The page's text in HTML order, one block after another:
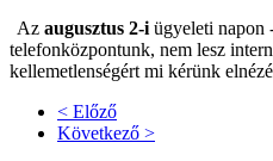
Az augusztus 2-i ügyeleti napon
telefonközpontunk, nem lesz
kellemetlenségért mi kérünk
< Előző
Következő >